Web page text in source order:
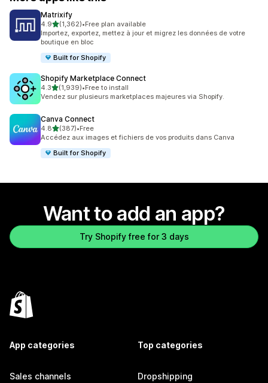
Matrixify
4.9out of 5 stars
(1,362)
1362 total reviews
•Free plan available
Importez, exportez, mettez à jour et migrez les données de votre
boutique en bloc
Built for Shopify
Shopify Marketplace Connect
4.3out of 5 stars
(1,939)
1939 total reviews
•Free to install
Vendez sur plusieurs marketplaces majeures via Shopify.
Canva Connect
4.8out of 5 stars
(387)
387 total reviews
•Free
Accédez aux images et fichiers de vos produits dans Canva
Built for Shopify
Want to add an app?
Try Shopify free for 3 days
App categories
Sales channels
Top categories
Dropshipping